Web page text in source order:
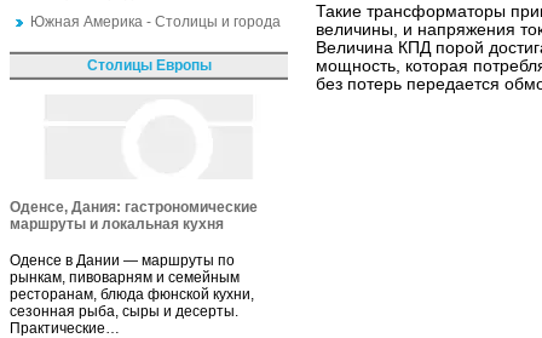
Южная Америка - Столицы и города
Столицы Европы
Оденсе, Дания: гастрономические
маршруты и локальная кухня
Оденсе в Дании — маршруты по
рынкам, пивоварням и семейным
ресторанам, блюда фюнской кухни,
сезонная рыба, сыры и десерты.
Практические…
Такие трансформаторы
величины, и напряжения
Величина КПД порой
мощность, которая
без потерь передается